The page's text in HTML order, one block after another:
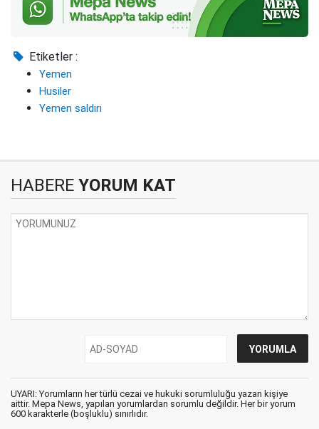
Etiketler :
Yemen
Husiler
Yemen saldırı
HABERE YORUM KAT
UYARI: Yorumların her türlü cezai ve hukuki sorumluluğu yazan kişiye
aittir. Mepa News, yapılan yorumlardan sorumlu değildir. Her bir yorum
600 karakterle (boşluklu) sınırlıdır.